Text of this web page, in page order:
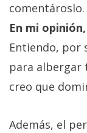
comentároslo.
En mi
Entiendo, por
para albergar
creo que
Además, el